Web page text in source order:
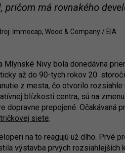
pričom má rovnakého
Mlynské Nivy bola donedávna
až do 90-tych rokov 20.
z mesta, čo otvorilo rozsiahle
blízkosti centra, sú na
dopravne prepojené. Očakávaná
siete.
na to reagujú už dlho. Prvé
výstavba prvých rozsiahlejších